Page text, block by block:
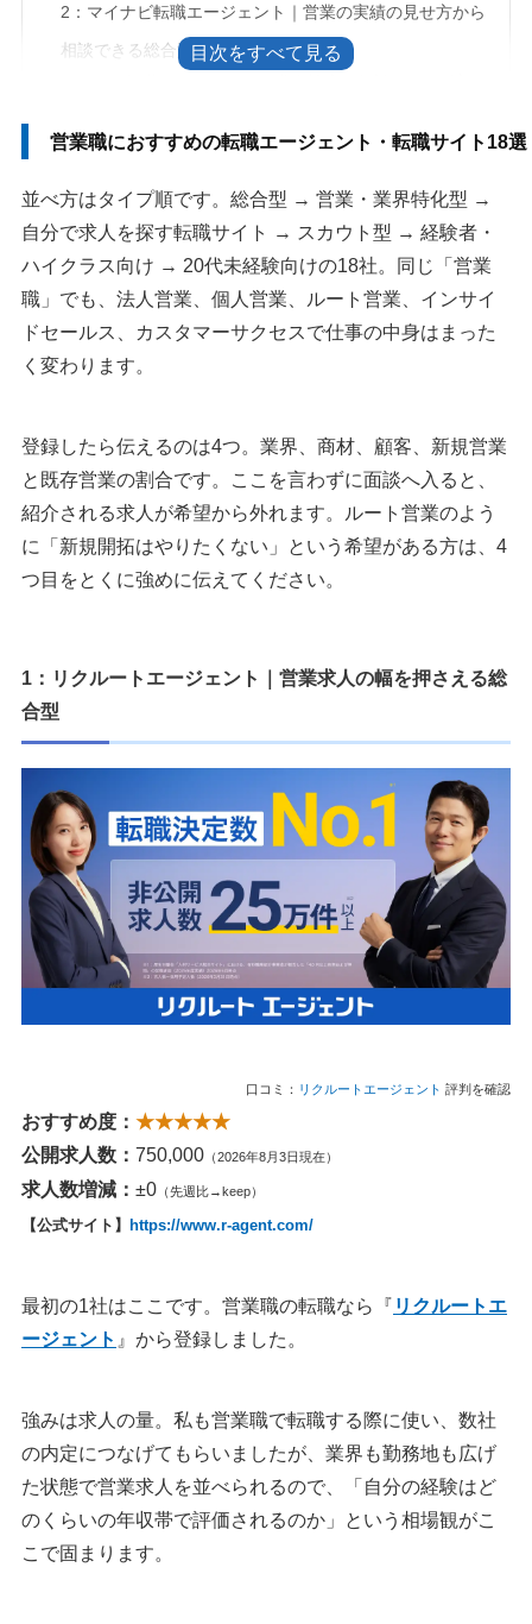
2：マイナビ転職エージェント｜営業の実績の見せ方から
相談できる総合型
4：type転職エージェント｜一都三県の営業求人に強い総
合型
5：LHH転職エージェント｜職種に詳しいコンサルタント
に当たる総合型
6：hape Agent（エイプエージェント）｜営業職だけを扱
う特化型
7：Geekly（ギークリー）｜IT・Web業界の営業に強い特
8：リクナビNEXT｜全国の営業求人を自分で検索する転
職サイト
9：マイナビ転職｜未経験可の営業求人を探せる転職サイ
ト
10：転職サイトGreen｜ベンチャーの営業を企業と直接や
スカウト型
13：ミイダス｜今の市場価値を数字で確かめる診断型
14：JACリクルートメント｜管理職・外資の営業に強い経
験者向け
15：クライス＆カンパニー｜キャリアの方向から相談する
経験者向け
16：プロコミットキャリア｜ベンチャー・スタートアップ
の営業に強い経験者向け
17：マイナビジョブ20’s｜20代・第二新卒で営業を目指す
18：UZUZ（ウズキャリ）｜キャリアの作り方から相談し
たい20代向け
営業職未経験から入るなら、求人名より商材と顧客を見る
営業未経験の相談先｜hape Agent（エイプエージェント）
ハイクラス営業のスカウト活用｜リクルートダイレクトス
カウト
1.営業職で絞った状態の求人数を見る
2.担当者が営業職の違いを分かっているか面談で試す
3.年収と入社日の交渉まで任せられるか
4.インセンティブ比率と目標の決まり方を数字で聞く
営業職におすすめの転職エージェント・転職サイト18選
並べ方はタイプ順です。総合型 → 営業・業界特化型 →
自分で求人を探す転職サイト → スカウト型 → 経験者・
ハイクラス向け → 20代未経験向けの18社。同じ「営業
職」でも、法人営業、個人営業、ルート営業、インサイ
ドセールス、カスタマーサクセスで仕事の中身はまった
く変わります。
登録したら伝えるのは4つ。業界、商材、顧客、新規営業
と既存営業の割合です。ここを言わずに面談へ入ると、
紹介される求人が希望から外れます。ルート営業のよう
に「新規開拓はやりたくない」という希望がある方は、4
つ目をとくに強めに伝えてください。
1：リクルートエージェント｜営業求人の幅を押さえる総
合型
口コミ： リクルートエージェント 評判を確認
おすすめ度： ★★★★★
公開求人数： 750,000 （2026年8月3日現在）
求人数増減： ±0 （先週比→keep）
【公式サイト】 https://www.r-agent.com/
最初の1社はここです。営業職の転職なら『 リクルートエ
ージェント 』から登録しました。
強みは求人の量。私も営業職で転職する際に使い、数社
の内定につなげてもらいましたが、業界も勤務地も広げ
た状態で営業求人を並べられるので、「自分の経験はど
のくらいの年収帯で評価されるのか」という相場観がこ
こで固まります。